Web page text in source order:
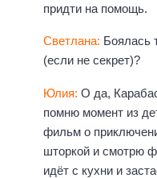
придти на помощь.
Светлана: Боялась
(если не секрет)?
Юлия: О да,
помню момент из
фильм о
шторкой и смотрю
идёт с кухни и